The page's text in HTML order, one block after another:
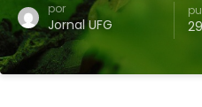
por
Jornal UFG